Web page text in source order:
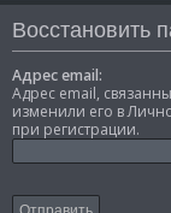
Восстановить
Адрес email:
Адрес email,
изменили его в
при регистрации.